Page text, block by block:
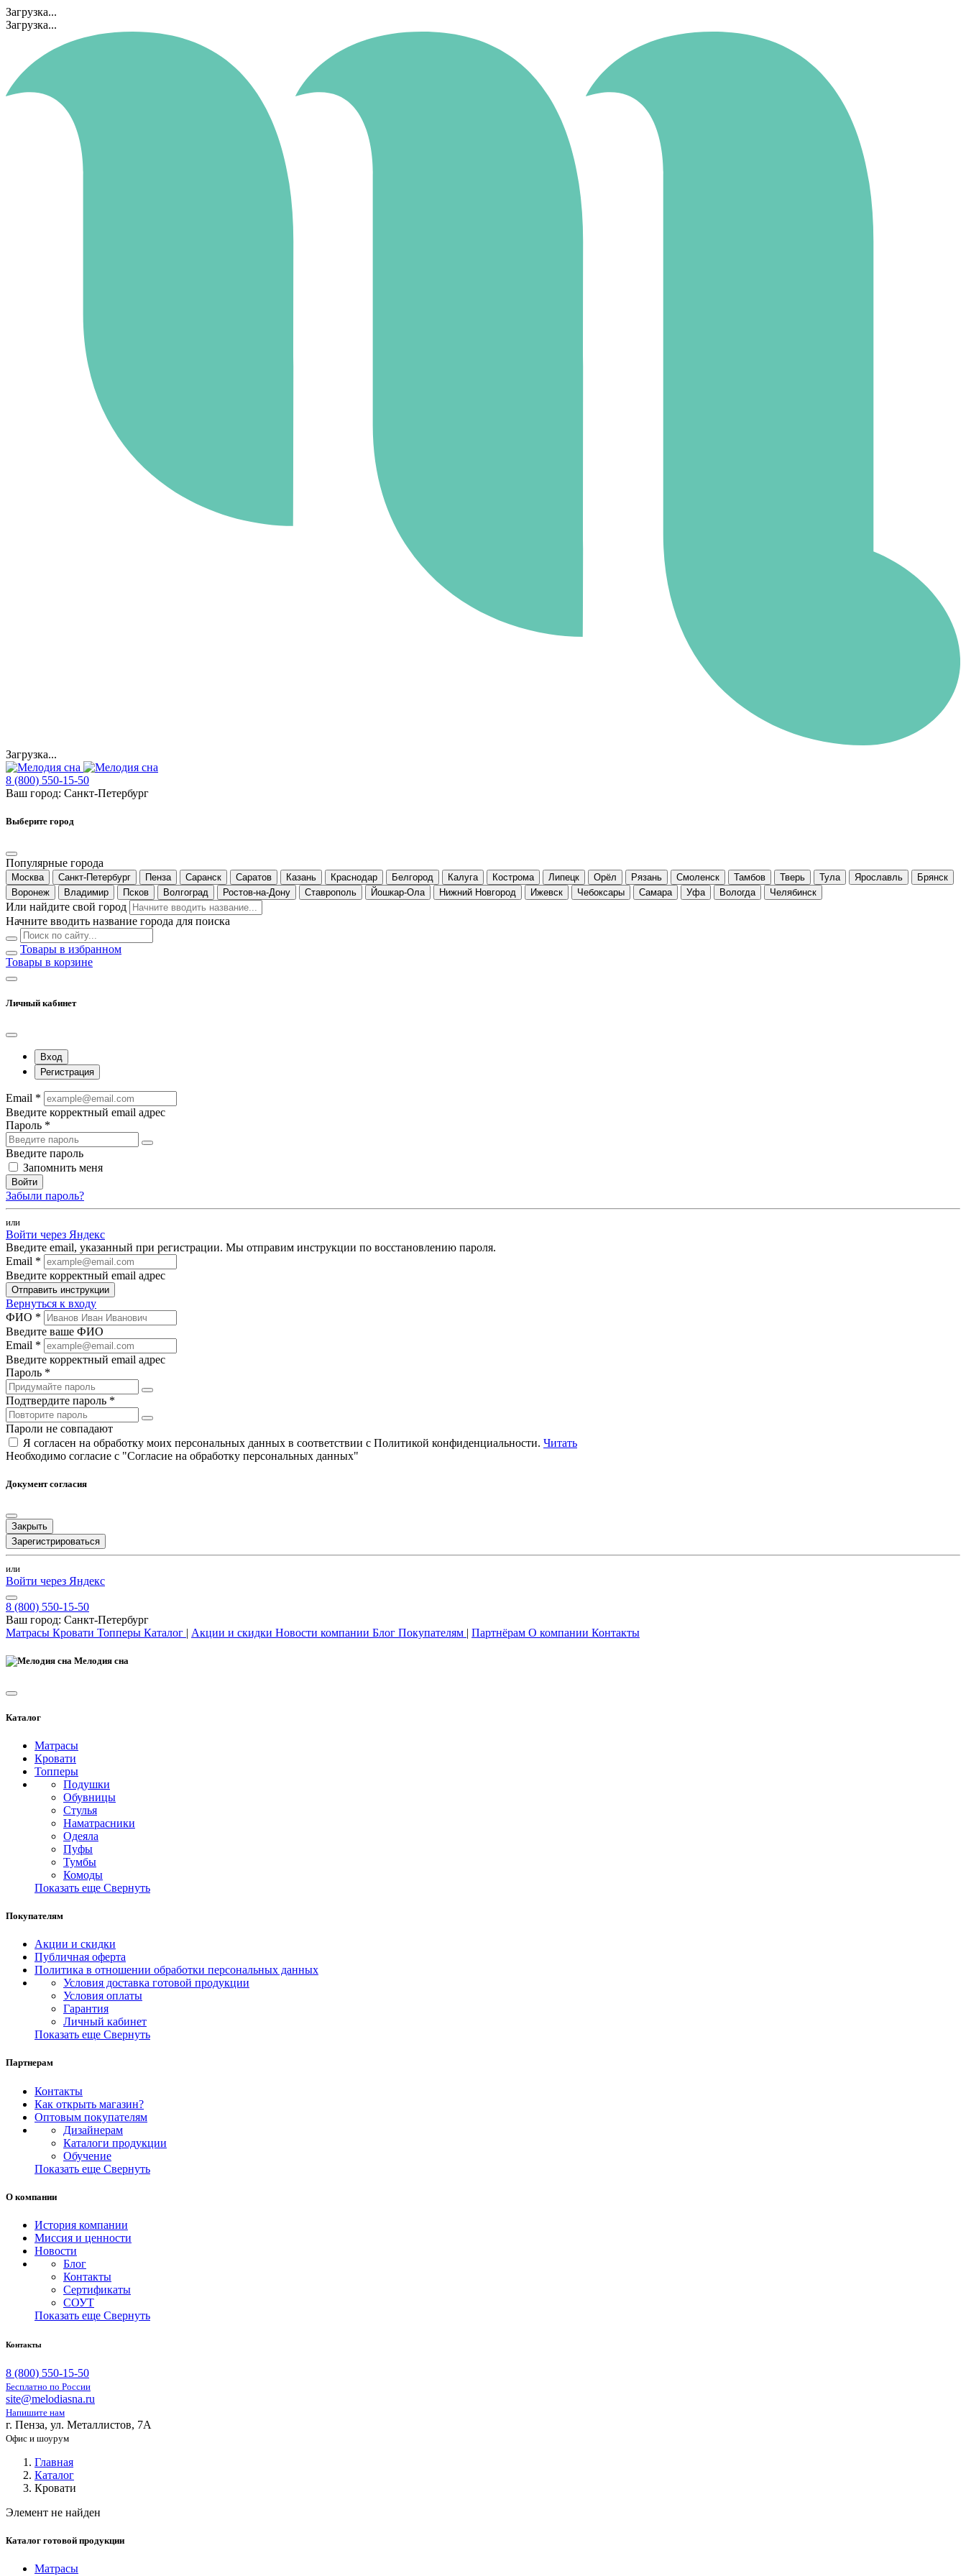
Загрузка...
Загрузка...
Загрузка...
8 (800) 550-15-50
Ваш город: Санкт-Петербург
Выберите город
Популярные города
Москва Санкт-Петербург Пенза Саранск Саратов Казань Краснодар Белгород Калуга Кострома Липецк Орёл Рязань Смоленск Тамбов Тверь Тула Ярославль
Брянск
Воронеж
Владимир Псков Волгоград Ростов-на-Дону Ставрополь Йошкар-Ола Нижний Новгород Ижевск Чебоксары Самара Уфа Вологда Челябинск
Или найдите свой город
Начните вводить название города для поиска
Товары в избранном
Товары в корзине
Личный кабинет
Вход
Регистрация
Email *
Введите корректный email адрес
Пароль *
Введите пароль
Запомнить меня
Войти
Забыли пароль?
или
Войти через Яндекс
Введите email, указанный при регистрации. Мы отправим инструкции по восстановлению пароля.
Email *
Введите корректный email адрес
Отправить инструкции
Вернуться к входу
ФИО *
Введите ваше ФИО
Email *
Введите корректный email адрес
Пароль *
Подтвердите пароль *
Пароли не совпадают
Я согласен на обработку моих персональных данных в соответствии с Политикой конфиденциальности. Читать
Необходимо согласие с "Согласие на обработку персональных данных"
Документ согласия
Закрыть
Зарегистрироваться
или
Войти через Яндекс
8 (800) 550-15-50
Ваш город: Санкт-Петербург
Матрасы Кровати Топперы Каталог | Акции и скидки Новости компании Блог Покупателям | Партнёрам О компании Контакты
Мелодия сна
Каталог
Матрасы
Кровати
Топперы
Подушки
Обувницы
Стулья
Наматрасники
Одеяла
Пуфы
Тумбы
Комоды
Показать еще Свернуть
Покупателям
Акции и скидки
Публичная оферта
Политика в отношении обработки персональных данных
Условия доставка готовой продукции
Условия оплаты
Гарантия
Личный кабинет
Показать еще Свернуть
Партнерам
Контакты
Как открыть магазин?
Оптовым покупателям
Дизайнерам
Каталоги продукции
Обучение
Показать еще Свернуть
О компании
История компании
Миссия и ценности
Новости
Блог
Контакты
Сертификаты
СОУТ
Показать еще Свернуть
Контакты
8 (800) 550-15-50
Бесплатно по России
site@melodiasna.ru
Напишите нам
г. Пенза, ул. Металлистов, 7А
Офис и шоурум
Главная
Каталог
Кровати
Элемент не найден
Каталог готовой продукции
Матрасы